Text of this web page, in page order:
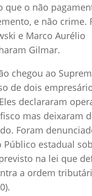
que o não
e não crime.
e Marco Aurélio
Gilmar.
chegou ao
de dois
declararam
mas deixaram
Foram
estadual
na lei que
a ordem